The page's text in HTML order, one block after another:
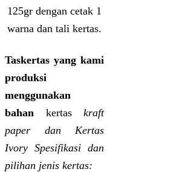
125gr dengan cetak 1
warna dan tali kertas.
Taskertas yang kami
produksi
menggunakan
bahan kertaskraft
paper dan Kertas
Ivory Spesifikasi dan
pilihan jenis kertas: